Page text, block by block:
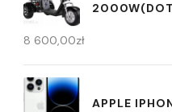
8 600,00zł
APPLE